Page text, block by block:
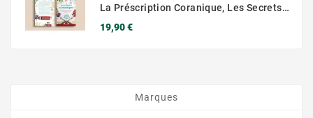
La Préscription Coranique, Les Secrets D'une Santé Optimale Selon Qur'an, La Sunna Et La Science - Muslim City
19,90 €Prix
Marques